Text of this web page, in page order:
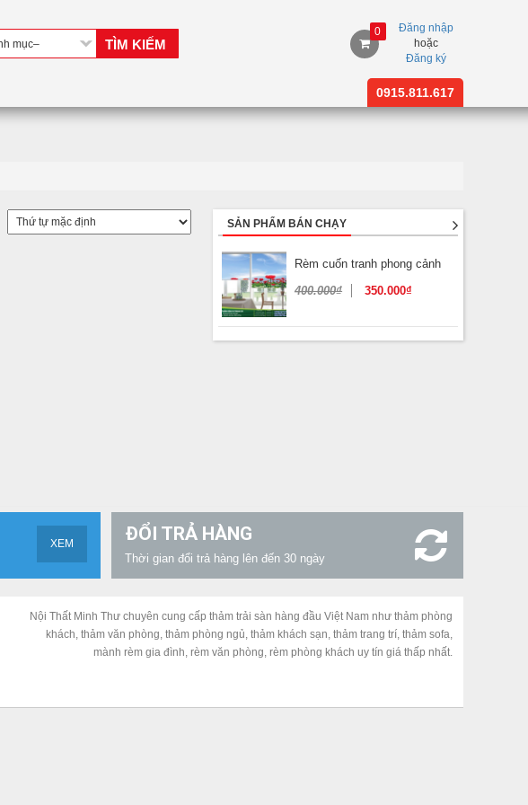
TÌM KIẾM
0
Đăng nhập
hoặc
Đăng ký
0915.811.617
SẢN PHẨM BÁN CHẠY
Rèm cuốn tranh phong cảnh
400.000₫ 350.000₫
XEM ĐỔI TRẢ HÀNG
Thời gian đổi trả hàng lên đến 30 ngày
Nội Thất Minh Thư chuyên cung cấp thảm trải sàn hàng đầu Việt Nam như thảm phòng
khách, thảm văn phòng, thảm phòng ngủ, thảm khách sạn, thảm trang trí, thảm sofa,
mành rèm gia đình, rèm văn phòng, rèm phòng khách uy tín giá thấp nhất.